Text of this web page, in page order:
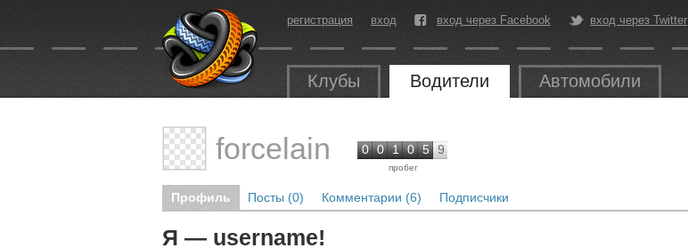
регистрация вход вход через Facebook вход через Twitter
Клубы Водители Автомобили
forcelain 0 0 1 0 5 9
пробег
Профиль Посты (0) Комментарии (6) Подписчики
Я — username!